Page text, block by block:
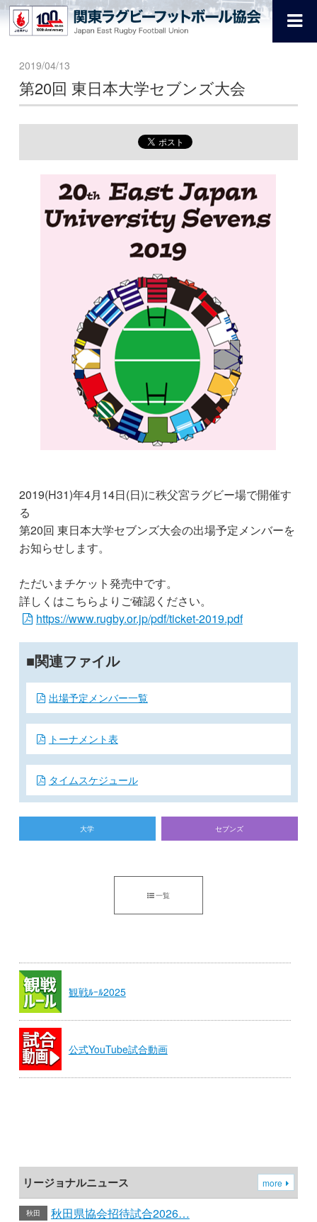
2019/04/13
第20回 東日本大学セブンズ大会
2019(H31)年4月14日(日)に秩父宮ラグビー場で開催す
る
第20回 東日本大学セブンズ大会の出場予定メンバーを
お知らせします。
ただいまチケット発売中です。
詳しくはこちらよりご確認ください。
https://www.rugby.or.jp/pdf/ticket-2019.pdf
関連ファイル
出場予定メンバー一覧
トーナメント表
タイムスケジュール
大学 セブンズ
一覧
観戦ﾙｰﾙ2025
公式YouTube試合動画
リージョナルニュース more
秋田 秋田県協会招待試合2026…